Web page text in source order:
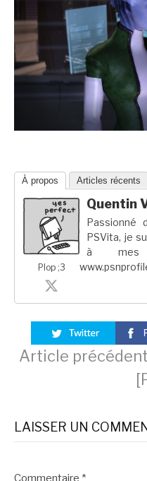
À propos Articles récents
Plop ;3
Quentin
Passionné
PSVita, je
à mes
Lire
la
suite
Article précédent
LAISSER UN
Commentaire *